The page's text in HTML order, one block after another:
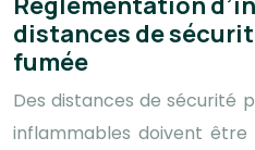
distances de
fumée
Des distances de sécurité
inflammables doivent